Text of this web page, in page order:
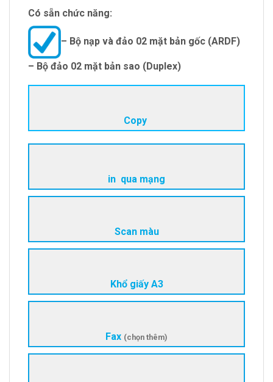
Có sẵn chức năng:
– Bộ nạp và đảo 02 mặt bản gốc (ARDF)
– Bộ đảo 02 mặt bản sao (Duplex)
Copy
in qua mạng
Scan màu
Khổ giấy A3
Fax (chọn thêm)